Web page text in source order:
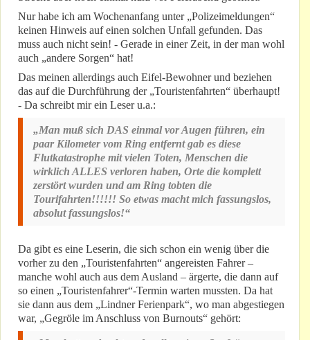
Nur habe ich am Wochenanfang unter „Polizeimeldungen“
keinen Hinweis auf einen solchen Unfall gefunden. Das
muss auch nicht sein! - Gerade in einer Zeit, in der man wohl
auch „andere Sorgen“ hat!
Das meinen allerdings auch Eifel-Bewohner und beziehen
das auf die Durchführung der „Touristenfahrten“ überhaupt!
- Da schreibt mir ein Leser u.a.:
„Man muß sich DAS einmal vor Augen führen, ein
paar Kilometer vom Ring entfernt gab es diese
Flutkatastrophe mit vielen Toten, Menschen die
wirklich ALLES verloren haben, Orte die komplett
zerstört wurden und am Ring tobten die
Tourifahrten!!!!!! So etwas macht mich fassungslos,
absolut fassungslos!“
Da gibt es eine Leserin, die sich schon ein wenig über die
vorher zu den „Touristenfahrten“ angereisten Fahrer –
manche wohl auch aus dem Ausland – ärgerte, die dann auf
so einen „Touristenfahrer“-Termin warten mussten. Da hat
sie dann aus dem „Lindner Ferienpark“, wo man abgestiegen
war, „Gegröle im Anschluss von Burnouts“ gehört: